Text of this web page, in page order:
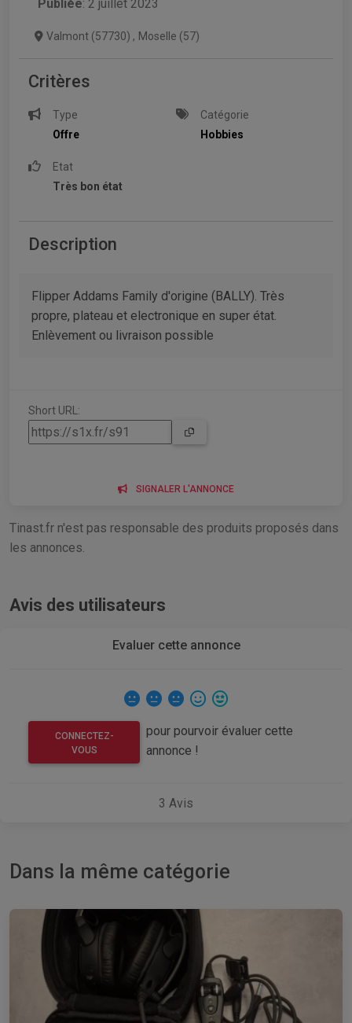
Publiée: 2 juillet 2023
Valmont (57730) , Moselle (57)
Critères
Type
Offre
Catégorie
Hobbies
Etat
Très bon état
Description
Flipper Addams Family d'origine (BALLY). Très
propre, plateau et electronique en super état.
Enlèvement ou livraison possible
Short URL:
SIGNALER L'ANNONCE
Tinast.fr n'est pas responsable des produits proposés dans
les annonces.
Avis des utilisateurs
Evaluer cette annonce
CONNECTEZ-
VOUS
pour pourvoir évaluer cette
annonce !
3 Avis
Dans la même catégorie